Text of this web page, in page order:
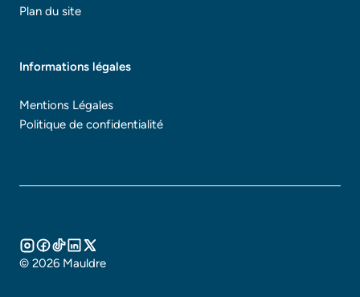
Plan du site
Informations légales
Mentions Légales
Politique de confidentialité
© 2026 Mauldre